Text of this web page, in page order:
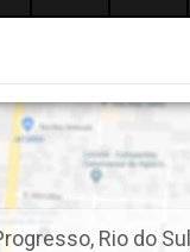
, Rio do Sul